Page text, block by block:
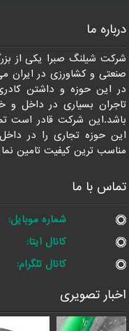
درباره ما
شرکت شیلنگ صبرا یکی از
صنعتی و کشاورزی در ایران
در این حوزه و داشتن
تاجران بسیاری در داخل
باشد.این شرکت قادر است
این حوزه تجاری را در
مناسب ترین کیفیت تامین
تماس با ما
شماره موبایل:
کانال ایتا:
کانال تلگرام:
اخبار تصویری